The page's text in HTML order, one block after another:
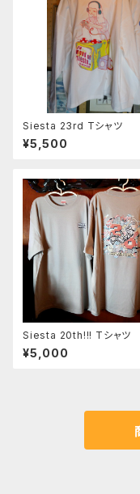
Siesta 23rd Tシャツ
¥5,500
Siesta 20th!!! Tシャツ
ライトグレー
¥5,000